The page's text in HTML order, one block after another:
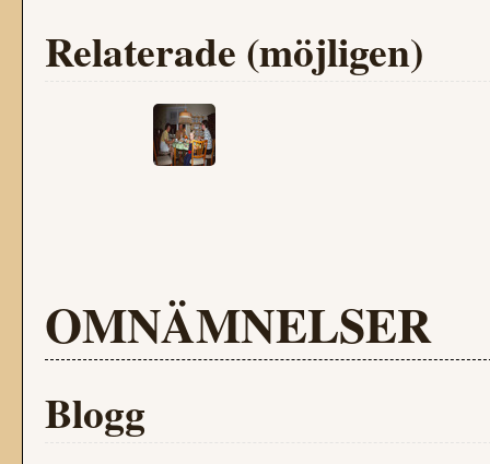
Relaterade (möjligen)
OMNÄMNELSER
Blogg